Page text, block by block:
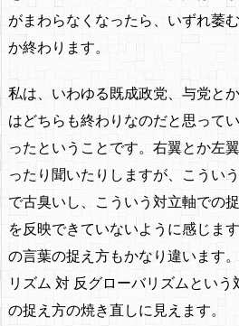
がまわらなくなったら、いずれ萎
か終わります。
私は、いわゆる既成政党、与党と
はどちらも終わりなのだと思って
ったということです。右翼とか左
ったり聞いたりしますが、こうい
で古臭いし、こういう対立軸での
を反映できていないように感じま
の言葉の捉え方もかなり違います
リズム 対 反グローバリズムとい
の捉え方の焼き直しに見えます。